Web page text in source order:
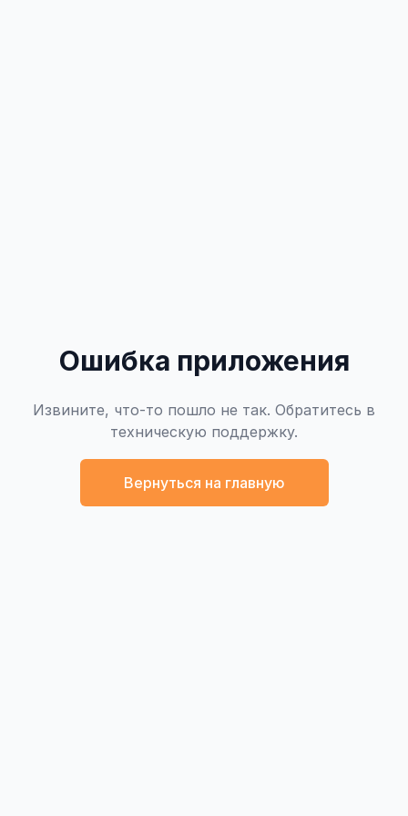
Ошибка приложения
Извините, что-то пошло не так. Обратитесь в
техническую поддержку.
Вернуться на главную